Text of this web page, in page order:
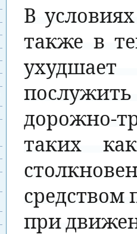
В условиях
также в
ухудшает
послужить
дорожно-
таких
как
средством
при